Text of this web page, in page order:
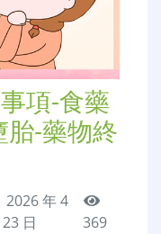
項-食藥
-藥物終
2026 年 4
23 日
369